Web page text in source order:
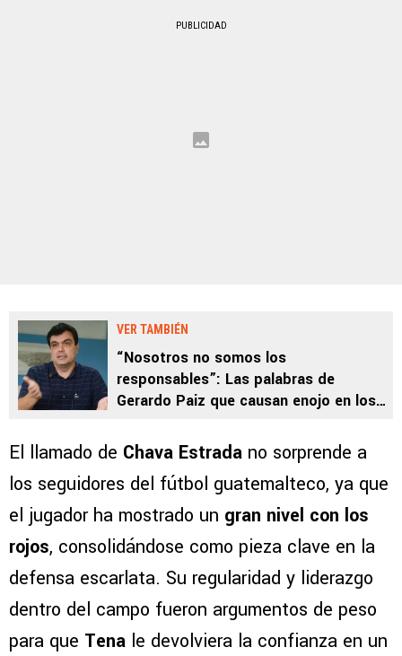
PUBLICIDAD
VER TAMBIÉN
“Nosotros no somos los
responsables”: Las palabras de
Gerardo Paiz que causan enojo en los
Guatemala
El llamado de Chava Estrada no sorprende a
los seguidores del fútbol guatemalteco, ya que
el jugador ha mostrado un gran nivel con los
rojos, consolidándose como pieza clave en la
defensa escarlata. Su regularidad y liderazgo
dentro del campo fueron argumentos de peso
para que Tena le devolviera la confianza en un